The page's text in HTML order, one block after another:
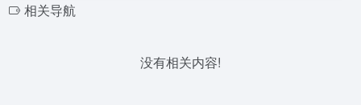
相关导航
没有相关内容!